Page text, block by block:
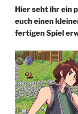
Hier seht ihr ein
euch einen
fertigen Spiel